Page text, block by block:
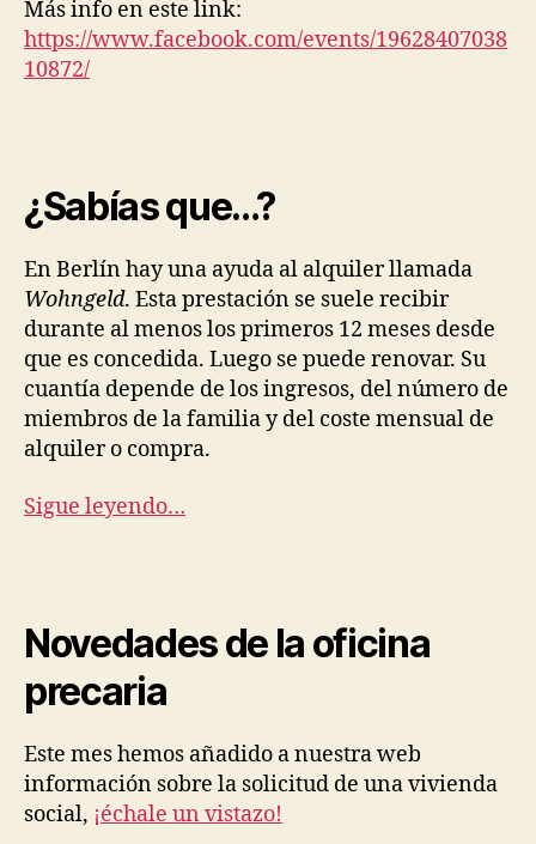
Más info en este link:
https://www.facebook.com/events/19628407038
10872/
¿Sabías que…?
En Berlín hay una ayuda al alquiler llamada
Wohngeld. Esta prestación se suele recibir
durante al menos los primeros 12 meses desde
que es concedida. Luego se puede renovar. Su
cuantía depende de los ingresos, del número de
miembros de la familia y del coste mensual de
alquiler o compra.
Sigue leyendo…
Novedades de la oficina
precaria
Este mes hemos añadido a nuestra web
información sobre la solicitud de una vivienda
social, ¡échale un vistazo!